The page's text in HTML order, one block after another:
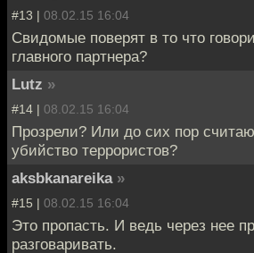
#13 | 08.02.15 16:04
Свидомые поверят в то что
главного партнера?
Lutz »
#14 | 08.02.15 16:04
Прозрели? Или до сих пор
убийство террористов?
aksbkanareika »
#15 | 08.02.15 16:04
Это пропасть. И ведь через нее
разговаривать.